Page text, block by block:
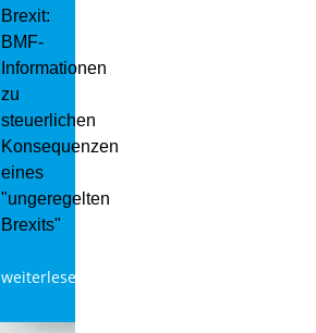
Brexit:
BMF-
Informationen
zu
steuerlichen
Konsequenzen
eines
"ungeregelten
Brexits"
weiterlesen